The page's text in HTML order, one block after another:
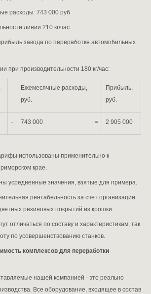
расходы: 743 000 руб.
линии 210 кг/час
завода по переработке автомобильных
при производительности 180 кг/час:
Ежемесячные расходы,
руб.
Прибыль,
руб.
- 743 000 = 2 905 000
использованы применительно к
крае.
усредненные значения, взятые для примера.
рентабельность за счет организации
резиновых покрытий из крошки.
отличаться по составу и характеристикам, так
по усовершенствованию станков.
комплексов для переработки
нашей компанией - это реально
Все оборудование, входящее в состав